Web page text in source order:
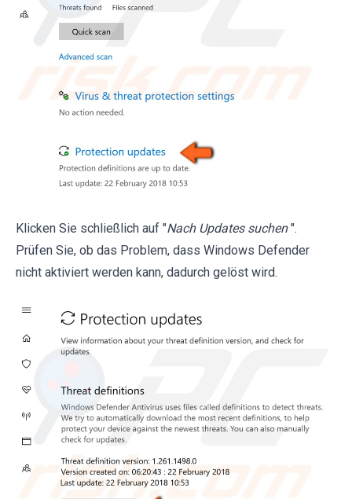
Klicken Sie schließlich auf "Nach Updates suchen ".
Prüfen Sie, ob das Problem, dass Windows Defender
nicht aktiviert werden kann, dadurch gelöst wird.